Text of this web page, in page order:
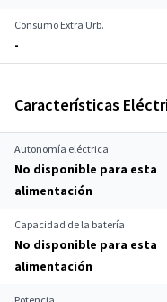
Consumo Extra Urb.
-
Características
Autonomía eléctrica
No disponible para esta
alimentación
Capacidad de la batería
No disponible para esta
alimentación